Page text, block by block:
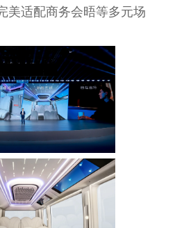
美适配商务会晤等多元场